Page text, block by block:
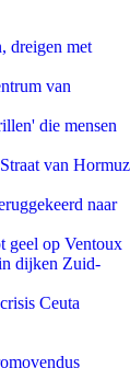
dreigen met
van
die mensen
van Hormuz
naar
geel op Ventoux
dijken Zuid-
Ceuta